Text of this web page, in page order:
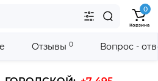
0
Корзина
Отзывы 0 Вопрос -